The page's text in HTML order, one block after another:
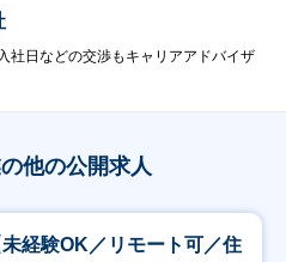
社日などの交渉もキャリアアドバイザ
他の公開求人
経験OK／リモート可／住